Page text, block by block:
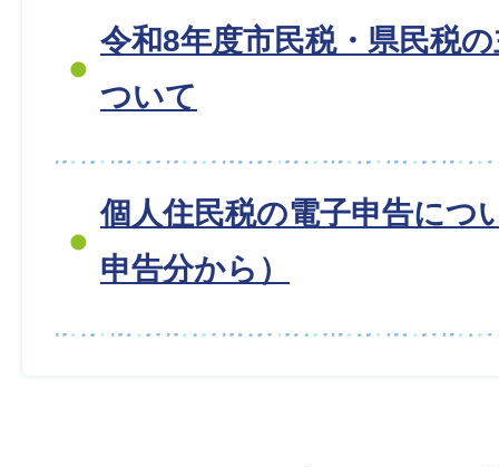
令和8年度市民税・県民税
ついて
個人住民税の電子申告につ
申告分から）